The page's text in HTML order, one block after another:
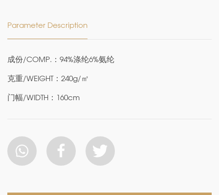
Parameter Description
成份/COMP.：94%涤纶6%氨纶
克重/WEIGHT：240g/㎡
门幅/WIDTH：160cm